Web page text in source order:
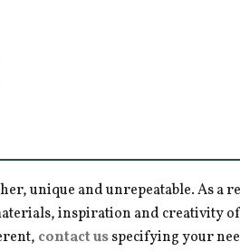
unique and unrepeatable. As a
inspiration and creativity
contact usspecifying your